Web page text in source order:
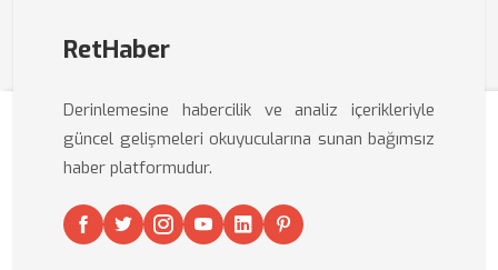
RetHaber
Derinlemesine habercilik ve analiz içerikleriyle
güncel gelişmeleri okuyucularına sunan bağımsız
haber platformudur.